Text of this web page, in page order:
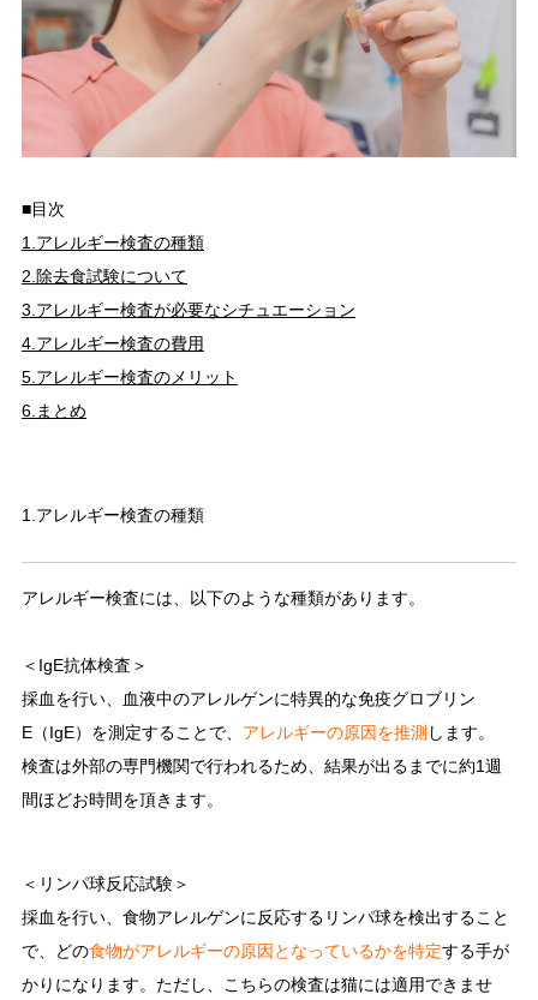
■目次
1.アレルギー検査の種類
2.除去食試験について
3.アレルギー検査が必要なシチュエーション
4.アレルギー検査の費用
5.アレルギー検査のメリット
6.まとめ
1.アレルギー検査の種類
アレルギー検査には、以下のような種類があります。
＜IgE抗体検査＞
採血を行い、血液中のアレルゲンに特異的な免疫グロブリン
E（IgE）を測定することで、 アレルギーの原因を推測 します。
検査は外部の専門機関で行われるため、結果が出るまでに約1週
間ほどお時間を頂きます。
＜リンパ球反応試験＞
採血を行い、食物アレルゲンに反応するリンパ球を検出すること
で、どの食物がアレルギーの原因となっているかを特定する手が
かりになります。ただし、こちらの検査は猫には適用できませ